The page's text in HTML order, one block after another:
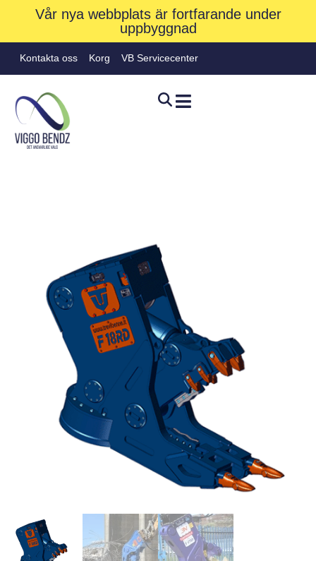
Vår nya webbplats är fortfarande under
uppbyggnad
Kontakta oss Korg VB Servicecenter